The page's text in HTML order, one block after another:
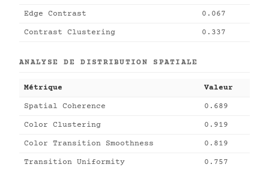
Edge Contrast 0.067
Contrast Clustering 0.337
ANALYSE DE DISTRIBUTION SPATIALE
Métrique Valeur
Spatial Coherence 0.689
Color Clustering 0.919
Color Transition Smoothness 0.819
Transition Uniformity 0.757